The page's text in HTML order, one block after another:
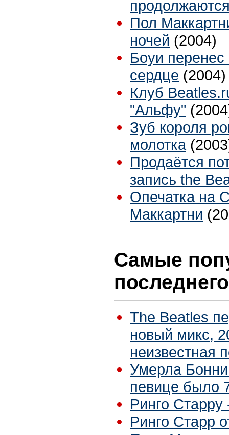
Пол
ночей (2004)
Боуи
сердце (2004)
Клуб
"Альфу"
Зуб короля
молотка
Продаётся
запись the
Опечатка на
Маккартни
Самые
The Beatles
новый микс,
неизвестная
Умерла
певице было
Ринго Старру
Ринго Старр